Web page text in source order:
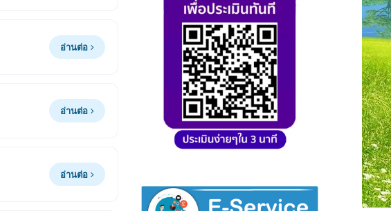
อ่านต่อ
อ่านต่อ
อ่านต่อ